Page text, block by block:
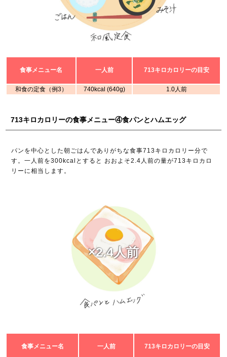
食事メニュー名 一人前 713キロカロリーの目安
和食の定食（例3） 740kcal (640g) 1.0人前
713キロカロリーの食事メニュー④食パンとハムエッグ
パンを中心とした朝ごはんでありがちな食事713キロカロリー分で
す。一人前を300kcalとすると おおよそ2.4人前の量が713キロカロ
リーに相当します。
×2.4人前
食事メニュー名 一人前 713キロカロリーの目安